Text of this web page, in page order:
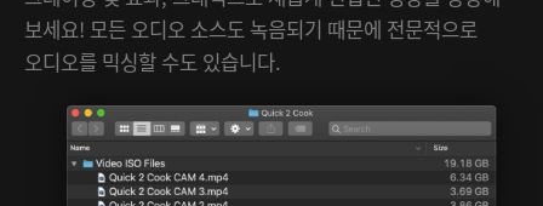
보세요! 모든 오디오 소스도 녹음되기 때문에 전문적으로
오디오를 믹싱할 수도 있습니다.